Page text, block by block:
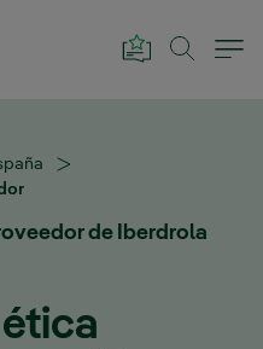
de Iberdrola